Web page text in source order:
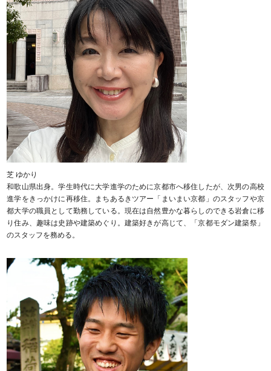
芝 ゆかり
和歌山県出身。学生時代に大学進学のために京都市へ移住したが、次男の高校
進学をきっかけに再移住。まちあるきツアー「まいまい京都」のスタッフや京
都大学の職員として勤務している。現在は自然豊かな暮らしのできる岩倉に移
り住み、趣味は史跡や建築めぐり。建築好きが高じて、「京都モダン建築祭」
のスタッフを務める。